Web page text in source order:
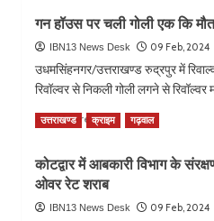
कर्फ्यू,
के
लिए
मुक्त
आदेश
शायद
ही
अपनी
लाइफ
में
ऐसा
देखा
होगा
गन हॉउस पर चली गोली एक कि
IBN13 News Desk 09 Feb, 2024
उधमसिंहनगर/उत्तराखण्ड रुद्रपुर में
रिवॉल्वर से निकली गोली लगने से रिवॉल्वर
Read MoreRead
गन
हॉउस
उत्तराखण्ड क्राइम गढ़वाल
कोटद्वार में आबकारी विभाग के
ओवर रेट शराब
IBN13 News Desk 09 Feb, 2024